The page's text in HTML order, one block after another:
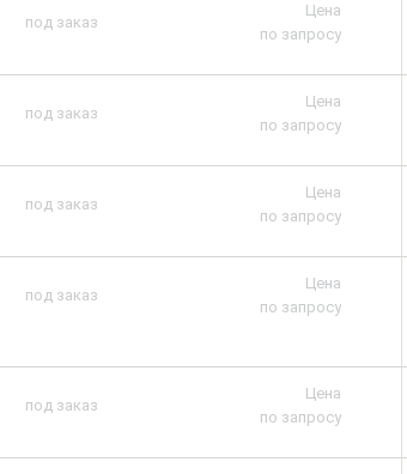
под заказ
Цена
по запросу
под заказ
Цена
по запросу
под заказ
Цена
по запросу
под заказ
Цена
по запросу
под заказ
Цена
по запросу